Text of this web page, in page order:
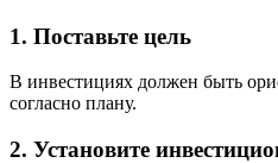
1. Поставьте цель
В инвестициях должен быть
согласно плану.
2. Установите